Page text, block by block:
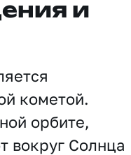
и
кометой.
орбите,
вокруг Солнца